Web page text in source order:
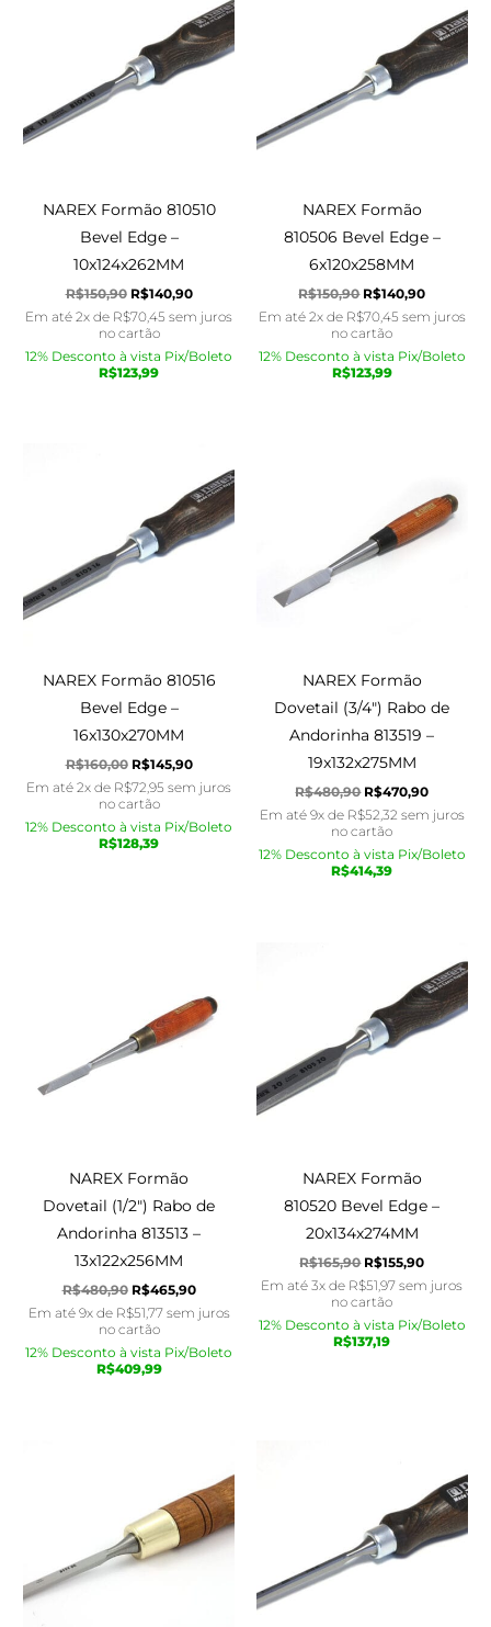
NAREX Formão 810510
Bevel Edge –
10x124x262MM
R$150,90
R$150,90.
R$140,90
atual
é:
R$140,90.
Em até 2x de R$70,45 sem juros
no cartão
12% Desconto à vista Pix/Boleto
R$123,99
NAREX Formão
810506 Bevel Edge –
6x120x258MM
R$150,90
R$150,90.
R$140,90
atual
é:
R$140,90.
Em até 2x de R$70,45 sem juros
no cartão
12% Desconto à vista Pix/Boleto
R$123,99
NAREX Formão 810516
Bevel Edge –
16x130x270MM
R$160,00
R$160,00.
R$145,90
atual
é:
R$145,90.
Em até 2x de R$72,95 sem juros
no cartão
12% Desconto à vista Pix/Boleto
R$128,39
NAREX Formão
Dovetail (3/4″) Rabo de
Andorinha 813519 –
19x132x275MM
R$480,90
R$480,90.
R$470,90
é:
Em até 9x de R$52,32 sem juros
no cartão
12% Desconto à vista Pix/Boleto
R$414,39
NAREX Formão
Dovetail (1/2″) Rabo de
Andorinha 813513 –
13x122x256MM
R$480,90
R$480,90.
R$465,90
é:
R$465,90.
Em até 9x de R$51,77 sem juros
no cartão
12% Desconto à vista Pix/Boleto
R$409,99
NAREX Formão
810520 Bevel Edge –
20x134x274MM
R$165,90
R$165,90.
R$155,90
preço
atual
é:
R$155,90.
Em até 3x de R$51,97 sem juros
no cartão
12% Desconto à vista Pix/Boleto
R$137,19
R$220,90.
atual
é:
R$185,90.
R$150,90.
atual
é:
R$130,90.